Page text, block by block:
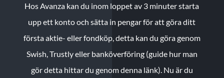
Hos Avanza kan du inom loppet av 3 minuter starta
upp ett konto och sätta in pengar för att göra ditt
första aktie- eller fondköp, detta kan du göra genom
Swish, Trustly eller banköverföring (guide hur man
gör detta hittar du genom denna länk). Nu är du